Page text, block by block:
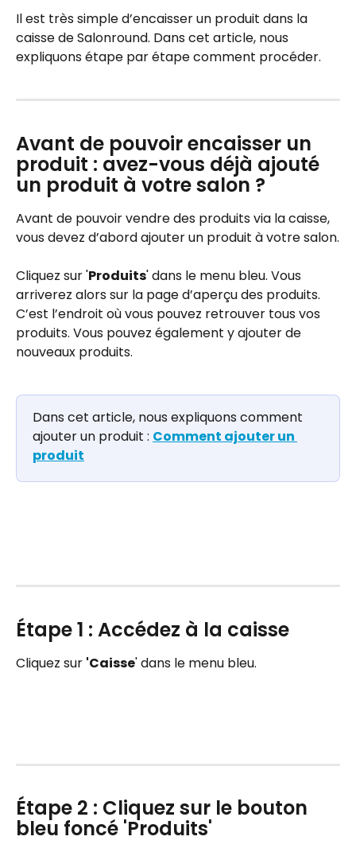
Il est très simple d’encaisser un produit dans la
caisse de Salonround. Dans cet article, nous
expliquons étape par étape comment procéder.
Avant de pouvoir encaisser un
produit : avez-vous déjà ajouté
un produit à votre salon ?
Avant de pouvoir vendre des produits via la caisse,
vous devez d’abord ajouter un produit à votre salon.
Cliquez sur 'Produits' dans le menu bleu. Vous
arriverez alors sur la page d’aperçu des produits.
C’est l’endroit où vous pouvez retrouver tous vos
produits. Vous pouvez également y ajouter de
nouveaux produits.
Dans cet article, nous expliquons comment
ajouter un produit : Comment ajouter un
produit
Étape 1 : Accédez à la caisse
Cliquez sur 'Caisse' dans le menu bleu.
Étape 2 : Cliquez sur le bouton
bleu foncé 'Produits'